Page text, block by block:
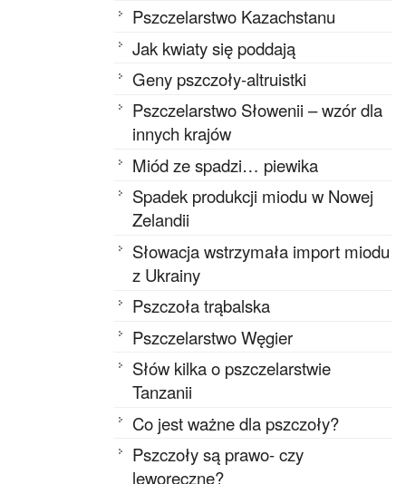
Pszczelarstwo Kazachstanu
Jak kwiaty się poddają
Geny pszczoły-altruistki
Pszczelarstwo Słowenii – wzór dla
innych krajów
Miód ze spadzi… piewika
Spadek produkcji miodu w Nowej
Zelandii
Słowacja wstrzymała import miodu
z Ukrainy
Pszczoła trąbalska
Pszczelarstwo Węgier
Słów kilka o pszczelarstwie
Tanzanii
Co jest ważne dla pszczoły?
Pszczoły są prawo- czy
leworęczne?